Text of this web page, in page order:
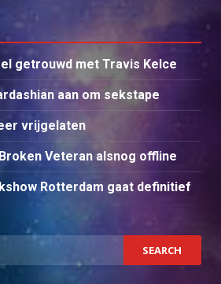
getrouwd met Travis Kelce
aan om sekstape
vrijgelaten
Veteran alsnog offline
Rotterdam gaat definitief